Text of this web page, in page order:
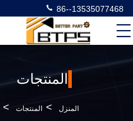
86--13535077468
المنتجات
المنزل > المنتجات >